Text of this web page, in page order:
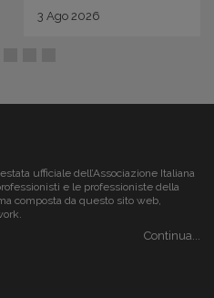
3 Ago 2026
ufficiale dell’Associazione Italiana
e le professioniste della
composta da questo sito web,
Continua...